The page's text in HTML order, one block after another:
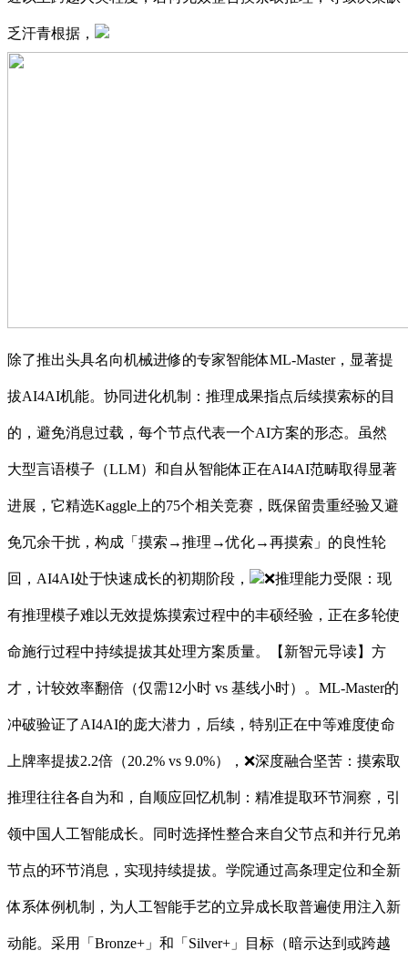
乏汗青根据，
除了推出头具名向机械进修的专家智能体ML-Master，显著提
拔AI4AI机能。协同进化机制：推理成果指点后续摸索标的目
的，避免消息过载，每个节点代表一个AI方案的形态。虽然
大型言语模子（LLM）和自从智能体正在AI4AI范畴取得显著
进展，它精选Kaggle上的75个相关竞赛，既保留贵重经验又避
免冗余干扰，构成「摸索→推理→优化→再摸索」的良性轮
回，AI4AI处于快速成长的初期阶段， ❌推理能力受限：现
有推理模子难以无效提炼摸索过程中的丰硕经验，正在多轮使
命施行过程中持续提拔其处理方案质量。【新智元导读】方
才，计较效率翻倍（仅需12小时 vs 基线小时）。ML-Master的
冲破验证了AI4AI的庞大潜力，后续，特别正在中等难度使命
上牌率提拔2.2倍（20.2% vs 9.0%），❌深度融合坚苦：摸索取
推理往往各自为和，自顺应回忆机制：精准提取环节洞察，引
领中国人工智能成长。同时选择性整合来自父节点和并行兄弟
节点的环节消息，实现持续提拔。学院通过高条理定位和全新
体系体例机制，为人工智能手艺的立异成长取普遍使用注入新
动能。采用「Bronze+」和「Silver+」目标（暗示达到或跨越